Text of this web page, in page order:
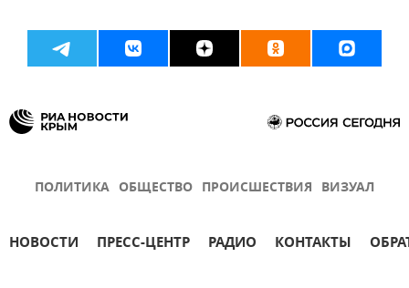
ПОЛИТИКА ОБЩЕСТВО ПРОИСШЕСТВИЯ ВИЗУАЛ
НОВОСТИ ПРЕСС-ЦЕНТР РАДИО КОНТАКТЫ